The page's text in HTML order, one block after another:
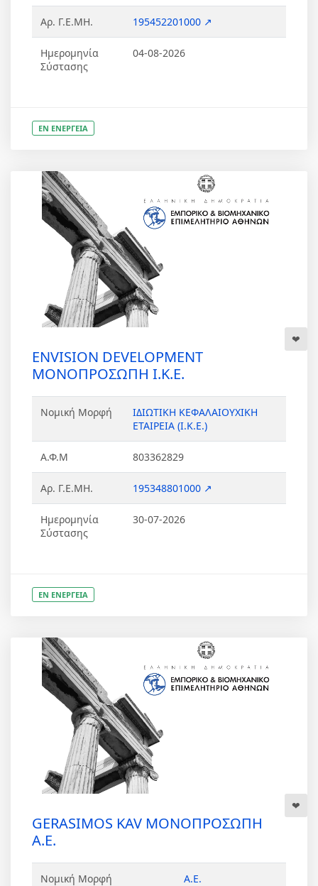
Αρ. Γ.Ε.ΜΗ. 195452201000 ↗
Ημερομηνία
Σύστασης
04-08-2026
ΕΝ ΕΝΕΡΓΕΙΑ
ENVISION DEVELOPMENT
ΜΟΝΟΠΡΟΣΩΠΗ Ι.Κ.Ε.
Νομική Μορφή
ΙΔΙΩΤΙΚΗ ΚΕΦΑΛΑΙΟΥΧΙΚΗ
ΕΤΑΙΡΕΙΑ (Ι.Κ.Ε.)
Α.Φ.Μ 803362829
Αρ. Γ.Ε.ΜΗ. 195348801000 ↗
Ημερομηνία
Σύστασης
30-07-2026
ΕΝ ΕΝΕΡΓΕΙΑ
GERASIMOS KAV ΜΟΝΟΠΡΟΣΩΠΗ
Α.Ε.
Νομική Μορφή Α.Ε.